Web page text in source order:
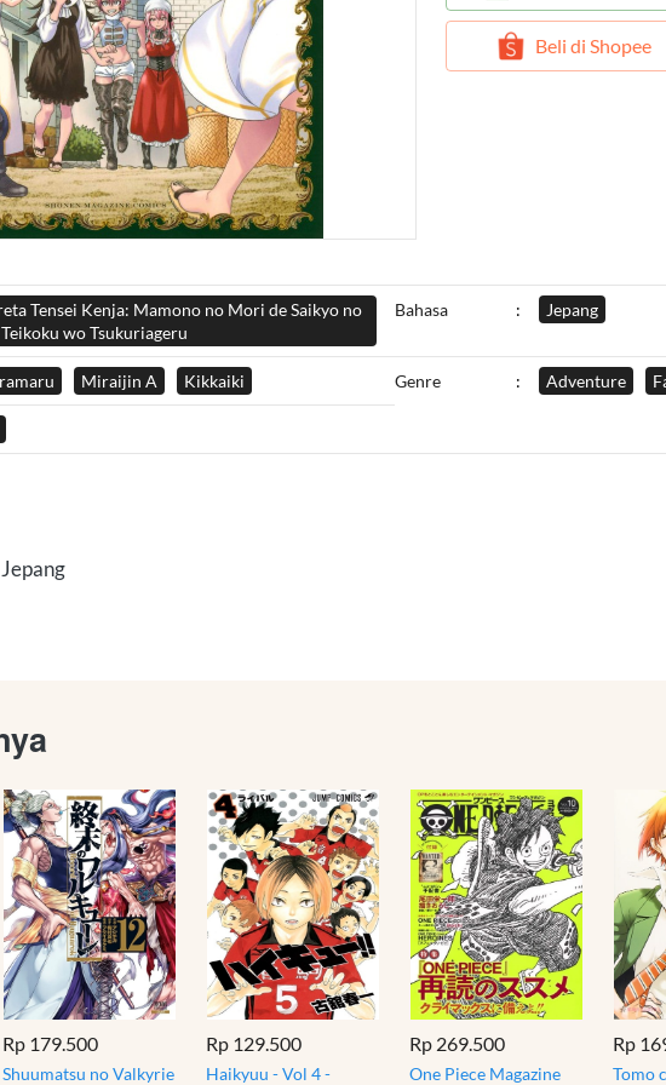
` Beli di Shopee
Tensei Kenja: Mamono no Mori de Saikyo no
wo Tsukuriageru
Bahasa : Jepang
Miraijin A Kikkaiki Genre : Adventure
Rp 179.500
Shuumatsu no Valkyrie
Rp 129.500
Haikyuu - Vol 4 -
Rp 269.500
One Piece Magazine
Rp
Tomo